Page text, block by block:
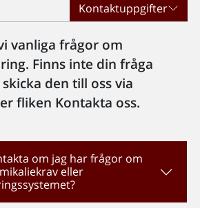
Kontaktuppgifter
vanliga frågor om
Finns inte din fråga
den till oss via
fliken Kontakta oss.
om jag har frågor om
eller